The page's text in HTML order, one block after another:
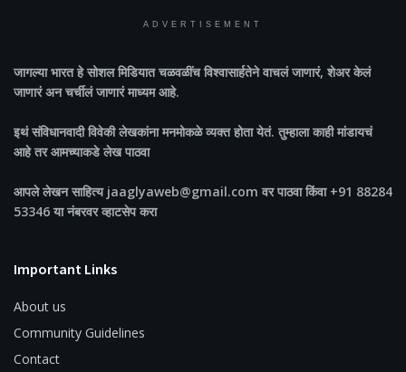
ADVERTISEMENT
जागल्या भारतहे सोशल मिडियात चळवळींच विश्वासार्हतेने वाचलं जाणारं, शेअर केलं
जाणारं अन चर्चीलं जाणारं माध्यम आहे.
इथं संविधानवादी विवेकी लेखकांना मनमोकळे व्यक्त होता येतं. तुम्हाला काही मांडायचं
आहे तर आमच्याकडे लेख पाठवा
आपले लेखन साहित्य jaaglyaweb@gmail.com वर पाठवा किंवा +91 88284
53346 या नंबरवर व्हाटसेप करा
Important Links
About us
Community Guidelines
Contact